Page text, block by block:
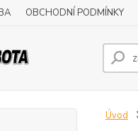
OBCHODNÍ PODMÍNKY
Úvod